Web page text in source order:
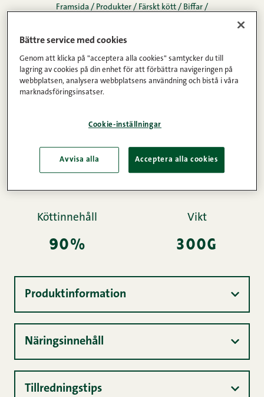
Framsida / Produkter / Färskt kött / Biffar /
snabba filéskivor av
lantgris 300 g
Möra och lätt saltade filéskivor av lantgris ger dig
skivorna går smidigt och snabbt att tillreda på
Lätt och läckert, helt enkelt! Inhemskt GM-fritt
kött från våra familjegårdar.
Köttinnehåll
90%
Vikt
300g
Produktinformation
Näringsinnehåll
Tillredningstips
Bättre service med cookies
Genom att klicka på "acceptera alla cookies" samtycker du till
lagring av cookies på din enhet för att förbättra navigeringen på
webbplatsen, analysera webbplatsens användning och bistå i våra
marknadsföringsinsatser.
Cookie-inställningar
Avvisa alla Acceptera alla cookies